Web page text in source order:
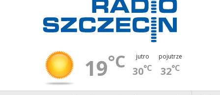
19°C jutro
30°C
pojutrze
32°C